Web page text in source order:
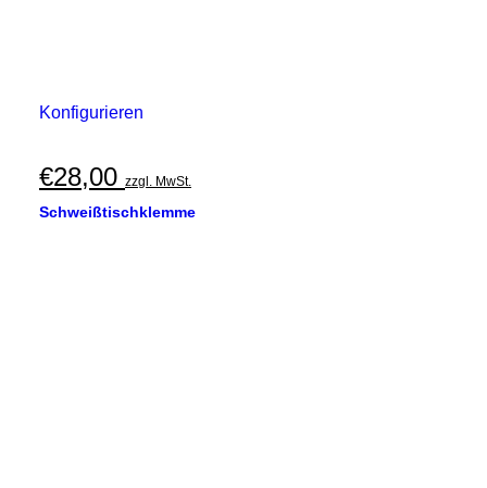
Konfigurieren
€28,00 zzgl. MwSt.
Schweißtischklemme